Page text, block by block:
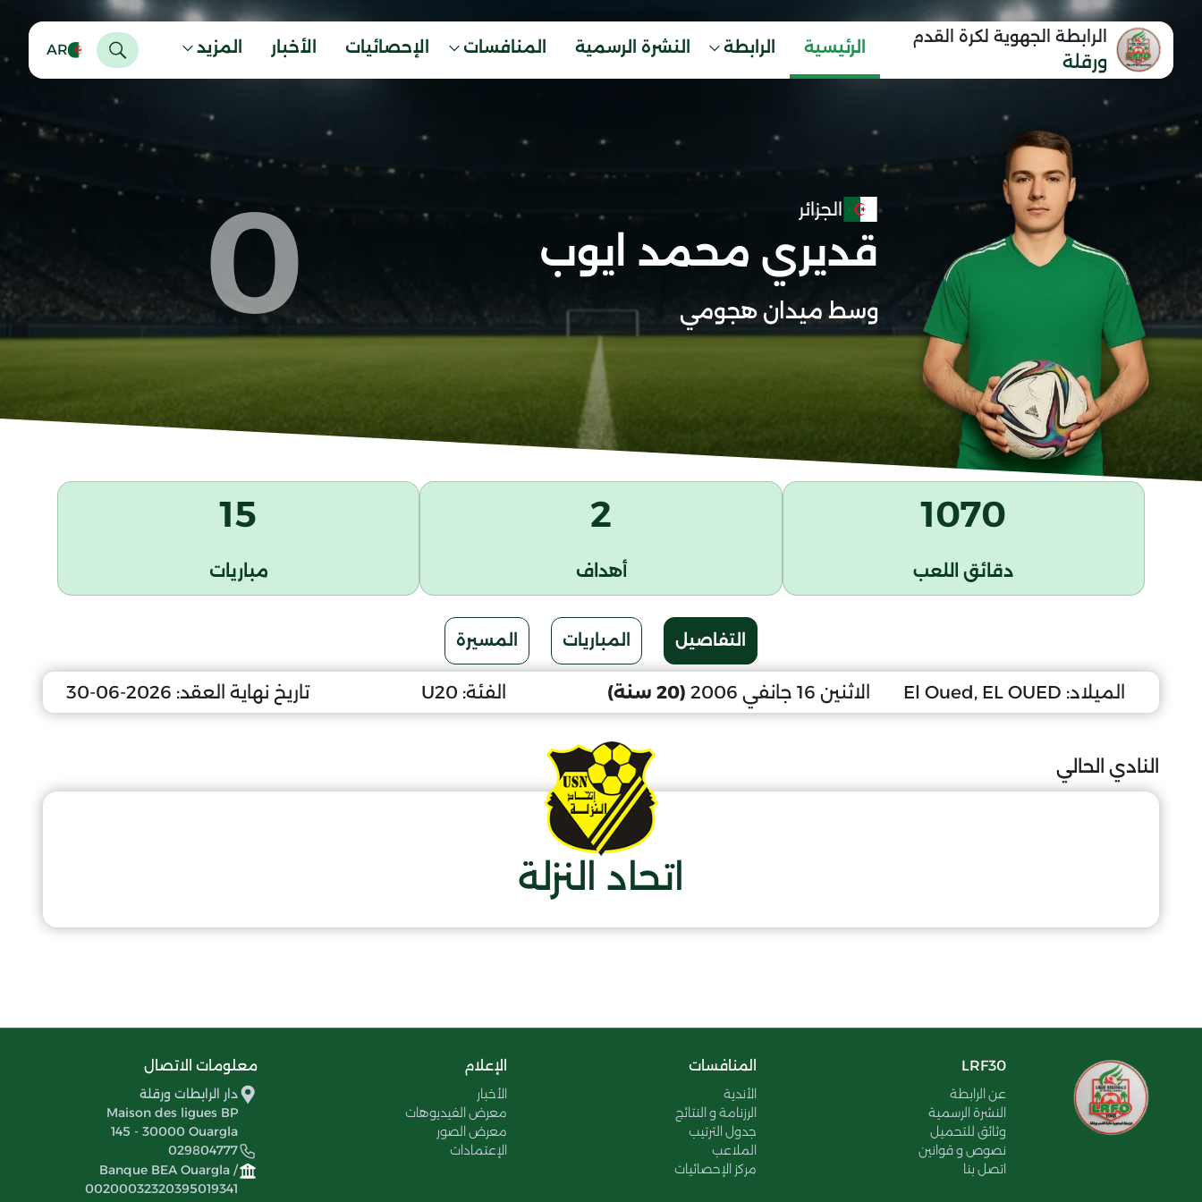
الرابطة الجهوية لكرة القدم
ورقلة
الرئيسية الرابطة النشرة الرسمية المنافسات الإحصائيات الأخبار المزيد AR
الجزائر
قديري محمد ايوب
وسط ميدان هجومي 0
1070
دقائق اللعب
2
أهداف
15
مباريات
التفاصيل المباريات المسيرة
الميلاد: El Oued, EL OUED الاثنين 16 جانفي 2006 (20 سنة) الفئة: U20 تاريخ نهاية العقد: 2026-06-30
النادي الحالي
اتحاد النزلة
LRF30
عن الرابطة
النشرة الرسمية
وثائق للتحميل
نصوص و قوانين
اتصل بنا
المنافسات
الأندية
الرزنامة و النتائج
جدول الترتيب
الملاعب
مركز الإحصائيات
الإعلام
الأخبار
معرض الفيديوهات
معرض الصور
الإعتمادات
معلومات الاتصال
دار الرابطات ورقلة
Maison des ligues BP
145 - 30000 Ouargla
029804777
Banque BEA Ouargla /
00200032320395019341